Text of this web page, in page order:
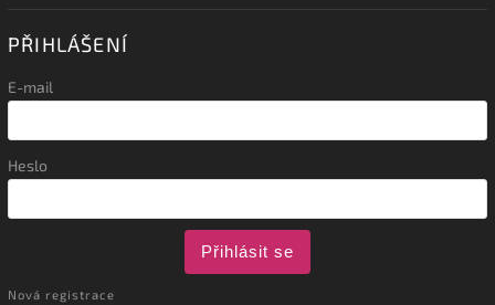
PŘIHLÁŠENÍ
E-mail
Heslo
Přihlásit se
Nová registrace